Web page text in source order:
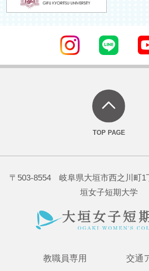
〒503-8554 岐阜県大垣市西之川町
垣女子短期大学
教職員専用
交通